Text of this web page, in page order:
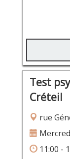
Test
Créteil
rue
11:00 -